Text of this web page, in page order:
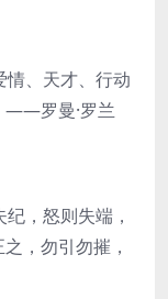
情、天才、行动
——罗曼·罗兰
，怒则失端，
，勿引勿摧，